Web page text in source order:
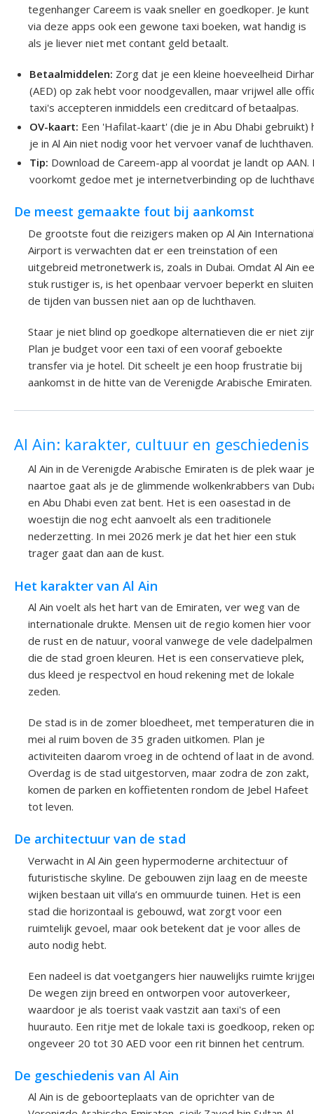
tegenhanger Careem is vaak sneller en goedkoper. Je kunt
via deze apps ook een gewone taxi boeken, wat handig is
als je liever niet met contant geld betaalt.
Betaalmiddelen: Zorg dat je een kleine hoeveelheid
(AED) op zak hebt voor noodgevallen, maar vrijwel alle
taxi's accepteren inmiddels een creditcard of betaalpas.
OV-kaart: Een 'Hafilat-kaart' (die je in Abu Dhabi gebruikt)
je in Al Ain niet nodig voor het vervoer vanaf de luchthaven.
Tip: Download de Careem-app al voordat je landt op AAN.
voorkomt gedoe met je internetverbinding op de
De meest gemaakte fout bij aankomst
De grootste fout die reizigers maken op Al Ain
Airport is verwachten dat er een treinstation of een
uitgebreid metronetwerk is, zoals in Dubai. Omdat Al Ain
stuk rustiger is, is het openbaar vervoer beperkt en sluiten
de tijden van bussen niet aan op de luchthaven.
Staar je niet blind op goedkope alternatieven die er niet
Plan je budget voor een taxi of een vooraf geboekte
transfer via je hotel. Dit scheelt je een hoop frustratie bij
aankomst in de hitte van de Verenigde Arabische Emiraten.
Al Ain: karakter, cultuur en geschiedenis
Al Ain in de Verenigde Arabische Emiraten is de plek waar je
naartoe gaat als je de glimmende wolkenkrabbers van
en Abu Dhabi even zat bent. Het is een oasestad in de
woestijn die nog echt aanvoelt als een traditionele
nederzetting. In mei 2026 merk je dat het hier een stuk
trager gaat dan aan de kust.
Het karakter van Al Ain
Al Ain voelt als het hart van de Emiraten, ver weg van de
internationale drukte. Mensen uit de regio komen hier voor
de rust en de natuur, vooral vanwege de vele dadelpalmen
die de stad groen kleuren. Het is een conservatieve plek,
dus kleed je respectvol en houd rekening met de lokale
zeden.
De stad is in de zomer bloedheet, met temperaturen die in
mei al ruim boven de 35 graden uitkomen. Plan je
activiteiten daarom vroeg in de ochtend of laat in de avond.
Overdag is de stad uitgestorven, maar zodra de zon zakt,
komen de parken en koffietenten rondom de Jebel Hafeet
tot leven.
De architectuur van de stad
Verwacht in Al Ain geen hypermoderne architectuur of
futuristische skyline. De gebouwen zijn laag en de meeste
wijken bestaan uit villa’s en ommuurde tuinen. Het is een
stad die horizontaal is gebouwd, wat zorgt voor een
ruimtelijk gevoel, maar ook betekent dat je voor alles de
auto nodig hebt.
Een nadeel is dat voetgangers hier nauwelijks ruimte
De wegen zijn breed en ontworpen voor autoverkeer,
waardoor je als toerist vaak vastzit aan taxi's of een
huurauto. Een ritje met de lokale taxi is goedkoop, reken
ongeveer 20 tot 30 AED voor een rit binnen het centrum.
De geschiedenis van Al Ain
Al Ain is de geboorteplaats van de oprichter van de